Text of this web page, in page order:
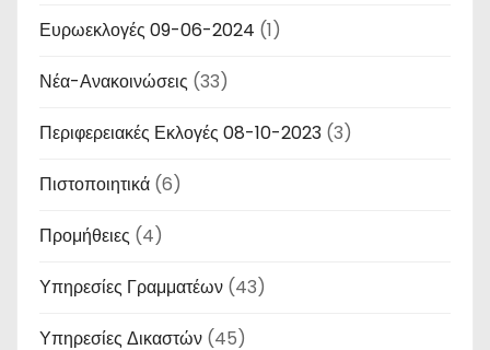
Ευρωεκλογές 09-06-2024 (1)
Νέα-Ανακοινώσεις (33)
Περιφερειακές Εκλογές 08-10-2023 (3)
Πιστοποιητικά (6)
Προμήθειες (4)
Υπηρεσίες Γραμματέων (43)
Υπηρεσίες Δικαστών (45)